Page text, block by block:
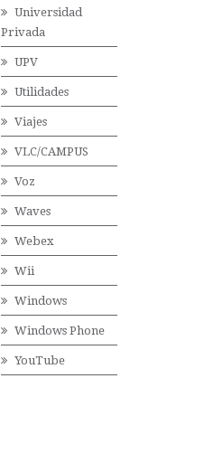
Universidad
Privada
UPV
Utilidades
Viajes
VLC/CAMPUS
Voz
Waves
Webex
Wii
Windows
Windows Phone
YouTube